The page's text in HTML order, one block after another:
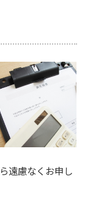
遠慮なくお申し